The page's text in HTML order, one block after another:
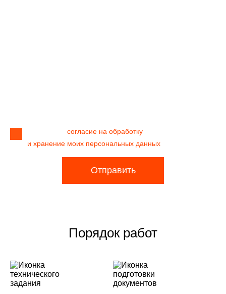
согласие на обработку
и хранение моих персональных данных
Отправить
Порядок работ